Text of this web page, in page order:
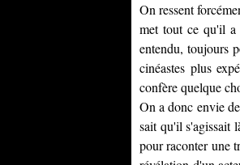
On ressent
met tout ce qu'il
entendu, toujours
cinéastes plus
confère quelque
On a donc envie
sait qu'il s'agissait
pour raconter une